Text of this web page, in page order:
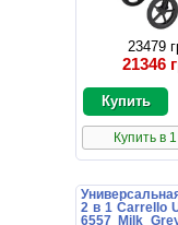
23479
21346
Купить в
2 в 1 Carrello
6557 Milk